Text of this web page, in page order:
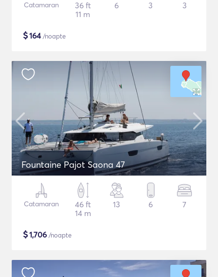
Catamaran
36 ft
11 m
6 3 3
$164/noapte
Fountaine Pajot Saona 47
Catamaran
46 ft
14 m
13 6 7
$1,706 /noapte